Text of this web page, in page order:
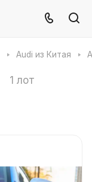
Audi из Китая
1 лот